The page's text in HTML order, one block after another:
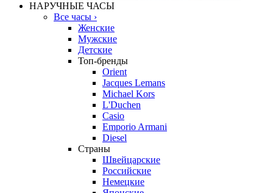
НАРУЧНЫЕ ЧАСЫ
Все часы ›
Женские
Мужские
Детские
Топ-бренды
Orient
Jacques Lemans
Michael Kors
L'Duchen
Casio
Emporio Armani
Diesel
Страны
Швейцарские
Российские
Немецкие